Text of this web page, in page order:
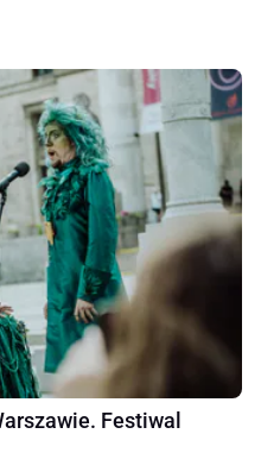
Festiwal